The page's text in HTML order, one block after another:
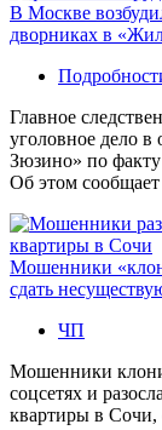
В Москве
дворниках в
Главное
уголовное дело
Зюзино» по факту
Об этом
Мошенники
сдать
ЧП
Мошенники
соцсетях и
квартиры в Сочи,